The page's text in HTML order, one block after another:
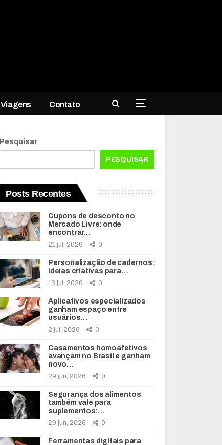
Viagens Contato
Pesquisar
PESQUISAR
Posts Recentes
Cupons de desconto no
Mercado Livre: onde
encontrar…
21 jul, 2026 0
Personalização de cadernos:
ideias criativas para…
13 jul, 2026 0
Aplicativos especializados
ganham espaço entre
usuários…
2 jul, 2026 0
Casamentos homoafetivos
avançam no Brasil e ganham
novo…
29 jun, 2026 0
Segurança dos alimentos
também vale para
suplementos:…
29 jun, 2026 0
Ferramentas digitais para